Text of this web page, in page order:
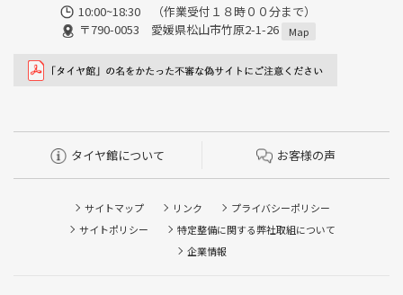
10:00~18:30 （作業受付１８時００分まで）
〒790-0053 愛媛県松山市竹原2-1-26
Map
タイヤ館について お客様の声
サイトマップ リンク
プライバシーポリシー
サイトポリシー
特定整備に関する弊社取組について
企業情報